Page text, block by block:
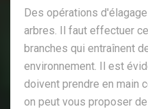
Des opérations
arbres. Il faut effectuer
branches qui entraînent
environnement. Il est
doivent prendre en main
on peut vous proposer